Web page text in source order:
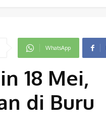
WhatsApp
18 Mei,
di Buru